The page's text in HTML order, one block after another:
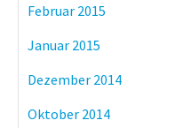
Februar 2015
Januar 2015
Dezember 2014
Oktober 2014